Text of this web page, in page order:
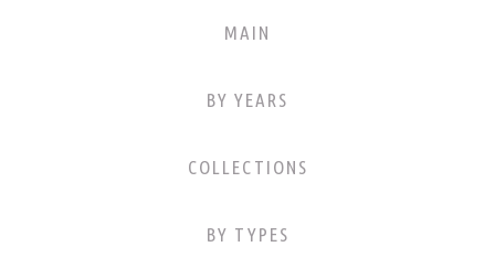
MAIN
BY YEARS
COLLECTIONS
BY TYPES